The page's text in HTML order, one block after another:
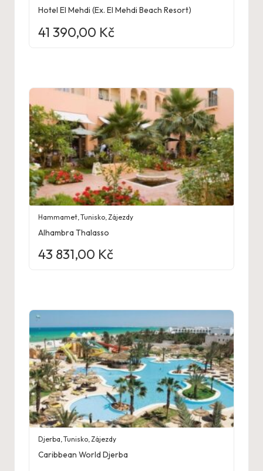
Hotel El Mehdi (Ex. El Mehdi Beach Resort)
41 390,00 Kč
Hammamet,Tunisko,Zájezdy
Alhambra Thalasso
43 831,00 Kč
Djerba,Tunisko,Zájezdy
Caribbean World Djerba